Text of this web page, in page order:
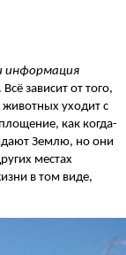
информация
зависит от того,
уходит с
как когда-
Землю, но они
местах
в том виде,